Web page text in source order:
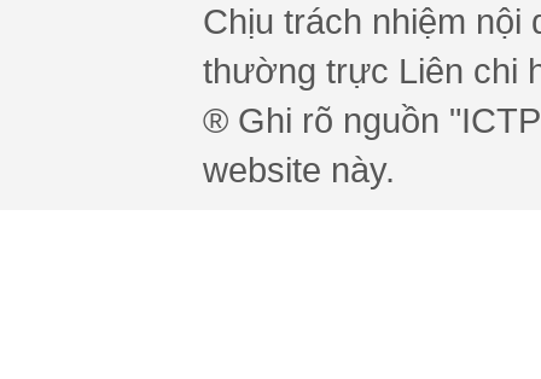
Chịu trách nhiệm nội
thường trực Liên chi
® Ghi rõ nguồn
website này.